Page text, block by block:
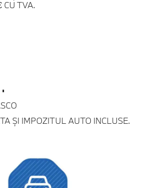
TVA.
ȘI IMPOZITUL AUTO INCLUSE.